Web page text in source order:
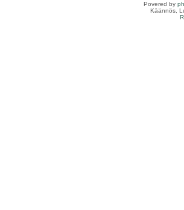
Povered by
Käännös,